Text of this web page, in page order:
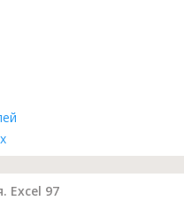
Excel 97